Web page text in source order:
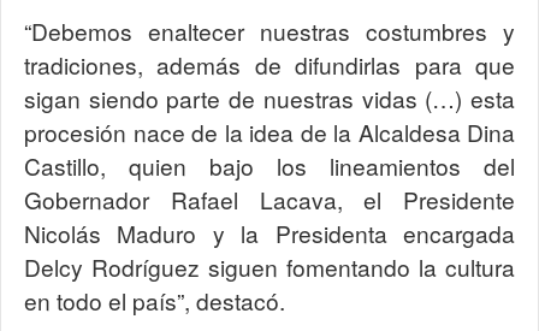
“Debemos enaltecer nuestras costumbres y
tradiciones, además de difundirlas para que
sigan siendo parte de nuestras vidas (…) esta
procesión nace de la idea de la Alcaldesa Dina
Castillo, quien bajo los lineamientos del
Gobernador Rafael Lacava, el Presidente
Nicolás Maduro y la Presidenta encargada
Delcy Rodríguez siguen fomentando la cultura
en todo el país”, destacó.